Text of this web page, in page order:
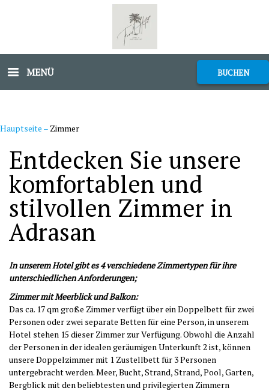
MENÜ BUCHEN
Hauptseite – Zimmer
Entdecken Sie unsere
komfortablen und
stilvollen Zimmer in
Adrasan
In unserem Hotel gibt es 4 verschiedene Zimmertypen für ihre
unterschiedlichen Anforderungen;
Zimmer mit Meerblick und Balkon:
Das ca. 17 qm große Zimmer verfügt über ein Doppelbett für zwei
Personen oder zwei separate Betten für eine Person, in unserem
Hotel stehen 15 dieser Zimmer zur Verfügung. Obwohl die Anzahl
der Personen in der idealen geräumigen Unterkunft 2 ist, können
unsere Doppelzimmer mit 1 Zustellbett für 3 Personen
untergebracht werden. Meer, Bucht, Strand, Strand, Pool, Garten,
Bergblick mit den beliebtesten und privilegierten Zimmern